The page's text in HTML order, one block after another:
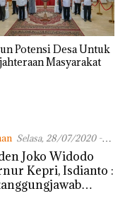
Potensi Desa Untuk
Masyarakat
Selasa, 28/07/2020 -
Joko Widodo
Kepri, Isdianto :